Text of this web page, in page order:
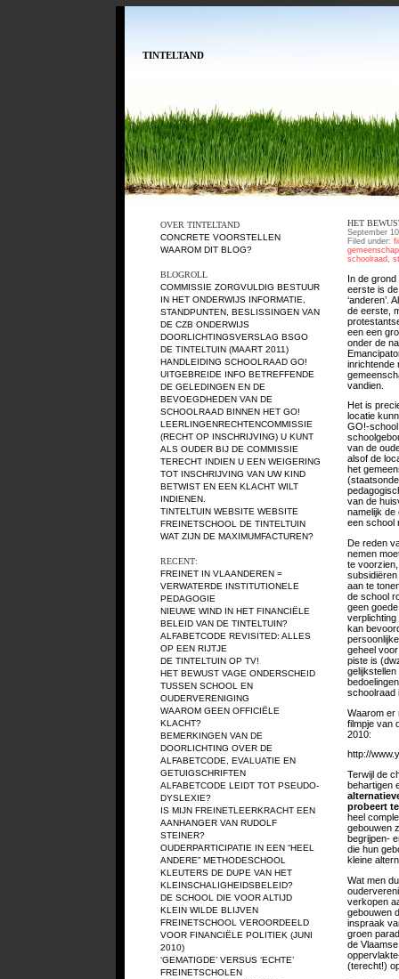
TINTELTAND
OVER TINTELTAND
CONCRETE VOORSTELLEN
WAAROM DIT BLOG?
BLOGROLL
COMMISSIE ZORGVULDIG BESTUUR
IN HET ONDERWIJS INFORMATIE,
STANDPUNTEN, BESLISSINGEN VAN
DE CZB ONDERWIJS
DOORLICHTINGSVERSLAG BSGO
DE TINTELTUIN (MAART 2011)
HANDLEIDING SCHOOLRAAD GO!
UITGEBREIDE INFO BETREFFENDE
DE GELEDINGEN EN DE
BEVOEGDHEDEN VAN DE
SCHOOLRAAD BINNEN HET GO!
LEERLINGENRECHTENCOMMISSIE
(RECHT OP INSCHRIJVING) U KUNT
ALS OUDER BIJ DE COMMISSIE
TERECHT INDIEN U EEN WEIGERING
TOT INSCHRIJVING VAN UW KIND
BETWIST EN EEN KLACHT WILT
INDIENEN.
TINTELTUIN WEBSITE WEBSITE
FREINETSCHOOL DE TINTELTUIN
WAT ZIJN DE MAXIMUMFACTUREN?
RECENT:
FREINET IN VLAANDEREN =
VERWATERDE INSTITUTIONELE
PEDAGOGIE
NIEUWE WIND IN HET FINANCIËLE
BELEID VAN DE TINTELTUIN?
ALFABETCODE REVISITED: ALLES
OP EEN RIJTJE
DE TINTELTUIN OP TV!
HET BEWUST VAGE ONDERSCHEID
TUSSEN SCHOOL EN
OUDERVERENIGING
WAAROM GEEN OFFICIËLE
KLACHT?
BEMERKINGEN VAN DE
DOORLICHTING OVER DE
ALFABETCODE, EVALUATIE EN
GETUIGSCHRIFTEN
ALFABETCODE LEIDT TOT PSEUDO-
DYSLEXIE?
IS MIJN FREINETLEERKRACHT EEN
AANHANGER VAN RUDOLF
STEINER?
OUDERPARTICIPATIE IN EEN “HEEL
ANDERE” METHODESCHOOL
KLEUTERS DE DUPE VAN HET
KLEINSCHALIGHEIDSBELEID?
DE SCHOOL DIE VOOR ALTIJD
KLEIN WILDE BLIJVEN
FREINETSCHOOL VEROORDEELD
VOOR FINANCIËLE POLITIEK (JUNI
2010)
‘GEMATIGDE’ VERSUS ‘ECHTE’
FREINETSCHOLEN
HET
September
Filed under:
schoolraad,
In de
eerste is de
‘anderen’.
de eerste,
een een
onder de
inrichtende
vandien.
Het is
locatie
GO!-
van de
alsof de
het
van de
namelijk
een school
De reden
nemen
te
aan te
de school
geen
verplichting
kan
geheel
piste is
schoolraad
Waarom er
filmpje van
2010:
http://
Terwijl de
behartigen
probeert
heel
gebouwen
begrijpen-
die hun
kleine
Wat men
verkopen
gebouwen
inspraak
groen
de
(terecht!)